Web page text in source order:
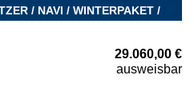
/ NAVI / WINTERPAKET /
29.060,00 €
ausweisbar